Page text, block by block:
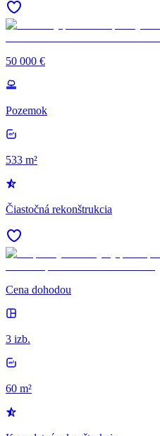
50 000 €
Pozemok
533 m²
Čiastočná rekonštrukcia
Cena dohodou
3 izb.
60 m²